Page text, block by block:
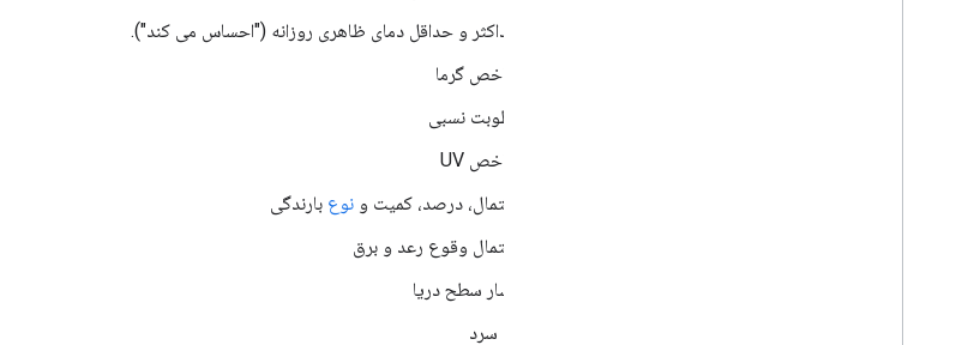
حداکثر و حداقل دمای ظاهری روزانه ("احساس می کند").
شاخص گرما
رطوبت نسبی
شاخص UV
احتمال، درصد، کمیت و نوع بارندگی
احتمال وقوع رعد و برق
فشار سطح دریا
باد سرد